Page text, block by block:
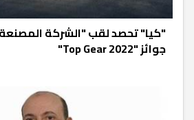
"كيا" تحصد لقب "الشركة المصنعة
جوائز "2022 Top Gear"